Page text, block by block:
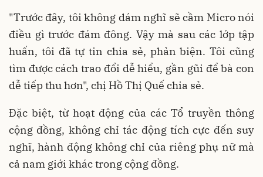
"Trước đây, tôi không dám nghĩ sẽ cầm Micro nói
điều gì trước đám đông. Vậy mà sau các lớp tập
huấn, tôi đã tự tin chia sẻ, phản biện. Tôi cũng
tìm được cách trao đổi dễ hiểu, gần gũi để bà con
dễ tiếp thu hơn", chị Hồ Thị Quế chia sẻ.
Đặc biệt, từ hoạt động của các Tổ truyền thông
cộng đồng, không chỉ tác động tích cực đến suy
nghĩ, hành động không chỉ của riêng phụ nữ mà
cả nam giới khác trong cộng đồng.